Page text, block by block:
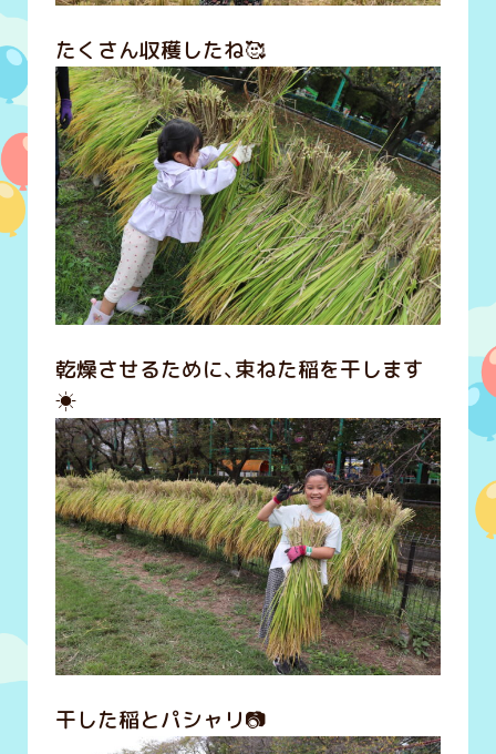
たくさん収穫したね🥰
乾燥させるために、束ねた稲を干します
☀
干した稲とパシャリ📷